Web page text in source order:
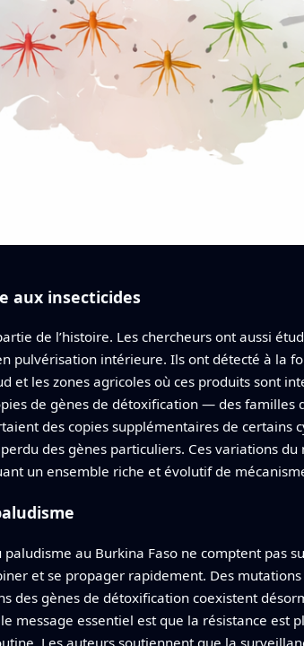
aux insecticides
de l’histoire. Les chercheurs ont aussi
pulvérisation intérieure. Ils ont détecté à la
et les zones agricoles où ces produits sont
de gènes de détoxification — des familles
des copies supplémentaires de certains
des gènes particuliers. Ces variations
un ensemble riche et évolutif de
au Burkina Faso ne comptent pas
et se propager rapidement. Des
des gènes de détoxification coexistent
message essentiel est que la résistance est
Les auteurs soutiennent que la